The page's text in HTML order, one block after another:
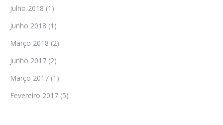
Julho 2018 (1)
Junho 2018 (1)
Março 2018 (2)
Junho 2017 (2)
Março 2017 (1)
Fevereiro 2017 (5)